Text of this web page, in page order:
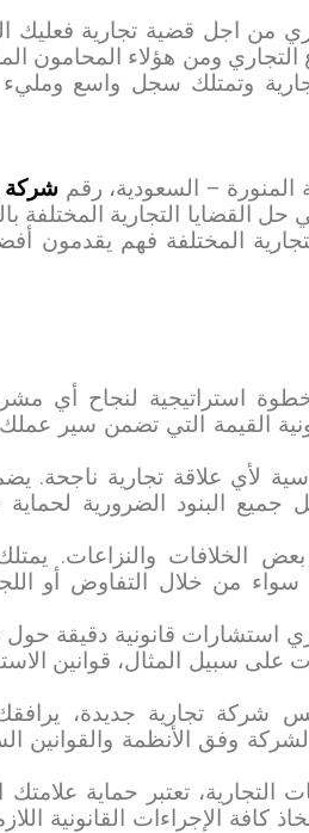
من اجل قضية تجارية
التجاري ومن هؤلاء المحامون
وتمتلك سجل واسع ومليء
– السعودية، رقمشركة
حل القضايا التجارية المختلفة
المختلفة فهم يقدمون
استراتيجية لنجاح أي
القيمة التي تضمن سير
لأي علاقة تجارية ناجحة.
البنود الضرورية لحماية
بعض الخلافات والنزاعات.
من خلال التفاوض أو
استشارات قانونية دقيقة
سبيل المثال، قوانين
شركة تجارية جديدة،
وفق الأنظمة والقوانين
تعتبر حماية علامتك
كافة الإجراءات القانونية